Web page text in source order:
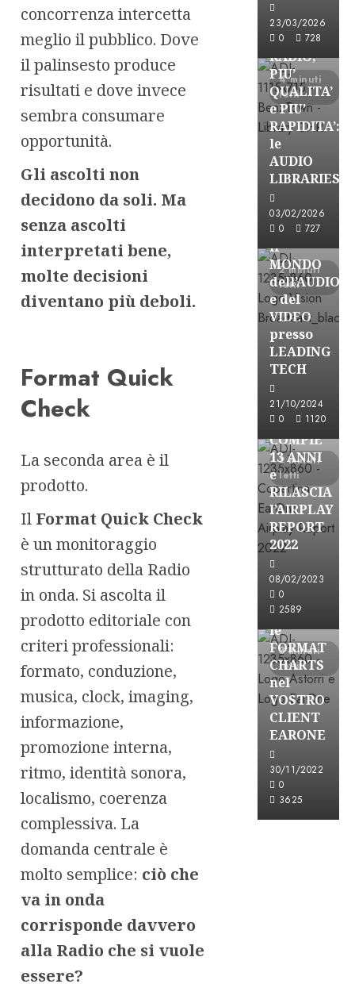
concorrenza intercetta
meglio il pubblico. Dove
il palinsesto produce
risultati e dove invece
sembra consumare
opportunità.
Gli ascolti non
decidono da soli. Ma
senza ascolti
interpretati bene,
molte decisioni
diventano più deboli.
Format Quick
Check
La seconda area è il
prodotto.
Il Format Quick Check
è un monitoraggio
strutturato della Radio
in onda. Si ascolta il
prodotto editoriale con
criteri professionali:
formato, conduzione,
musica, clock, imaging,
informazione,
promozione interna,
ritmo, identità sonora,
localismo, coerenza
complessiva. La
domanda centrale è
molto semplice: ciò che
va in onda
corrisponde davvero
alla Radio che si vuole
essere?
23/03/2026
0
728
4 minuti
letti
Per la
RADIO,
PIU’
QUALITA’
e PIU’
RAPIDITA’:
le
AUDIO
LIBRARIES
03/02/2026
0
727
2 minuti
letti
Partnership
VISION
BROADCAST,
ESPLORARE
il
MONDO
dell’AUDIO
e del
VIDEO
presso
LEADING
TECH
21/10/2024
0
1120
2 minuti
letti
Partnership
EARONE
COMPIE
13 ANNI
e
RILASCIA
l’AIRPLAY
REPORT
2022
08/02/2023
0
2589
3 minuti
letti
Partnership
le
FORMAT
CHARTS
nel
VOSTRO
CLIENT
EARONE
30/11/2022
0
3625